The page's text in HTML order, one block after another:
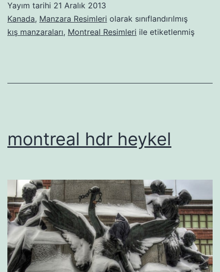
Yayım tarihi 21 Aralık 2013
Kanada, Manzara Resimleri olarak sınıflandırılmış
kış manzaraları, Montreal Resimleri ile etiketlenmiş
montreal hdr heykel